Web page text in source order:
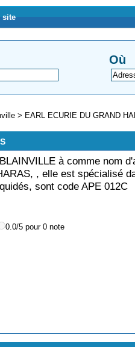
site
Où
> EARL ECURIE DU GRAND
à comme nom
, elle est spécialisé
sont code APE 012C
0.0/5 pour 0 note